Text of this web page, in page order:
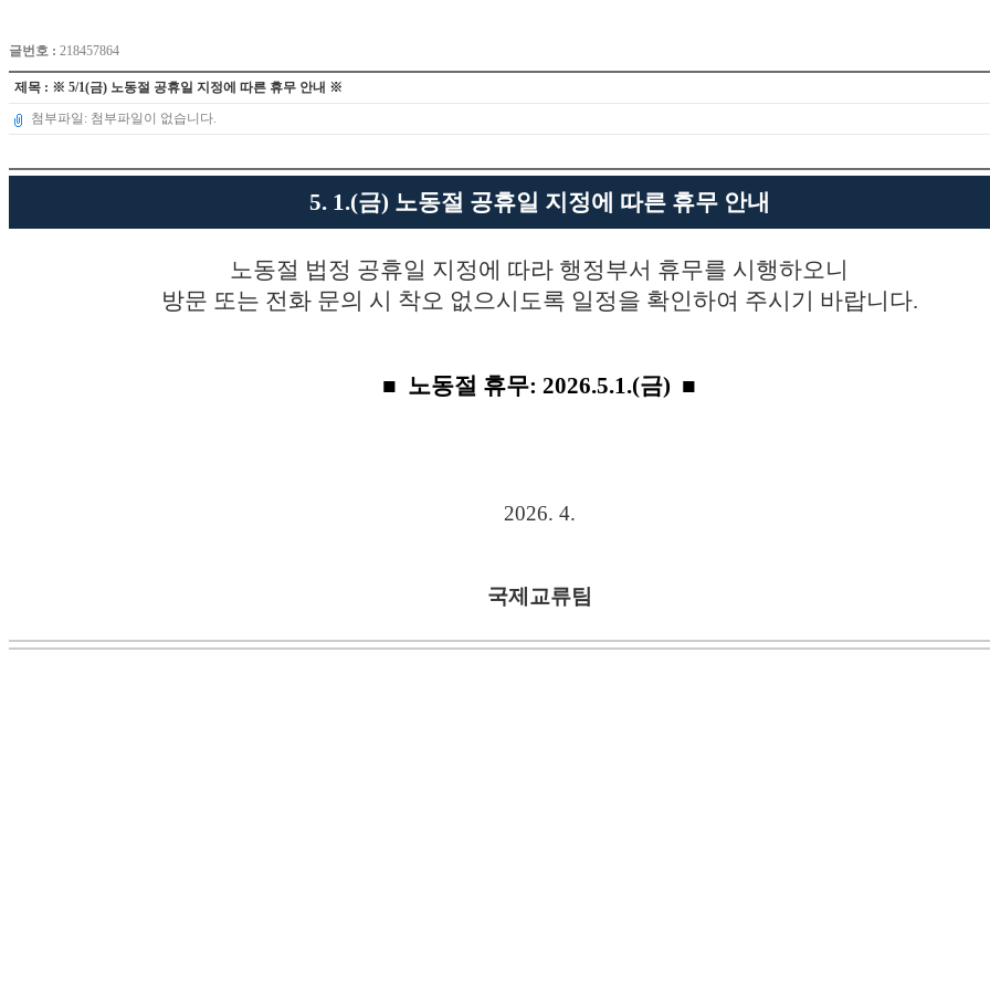
글번호 : 218457864
제목 : ※ 5/1(금) 노동절 공휴일 지정에 따른 휴무 안내 ※
첨부파일: 첨부파일이 없습니다.
5. 1.(금) 노동절 공휴일 지정에 따른 휴무 안내
노동절 법정 공휴일 지정에 따라 행정부서 휴무를 시행하오니
방문 또는 전화 문의 시 착오 없으시도록 일정을 확인하여 주시기 바랍니다.
■ 노동절 휴무: 2026.5.1.(금) ■
2026. 4.
국제교류팀